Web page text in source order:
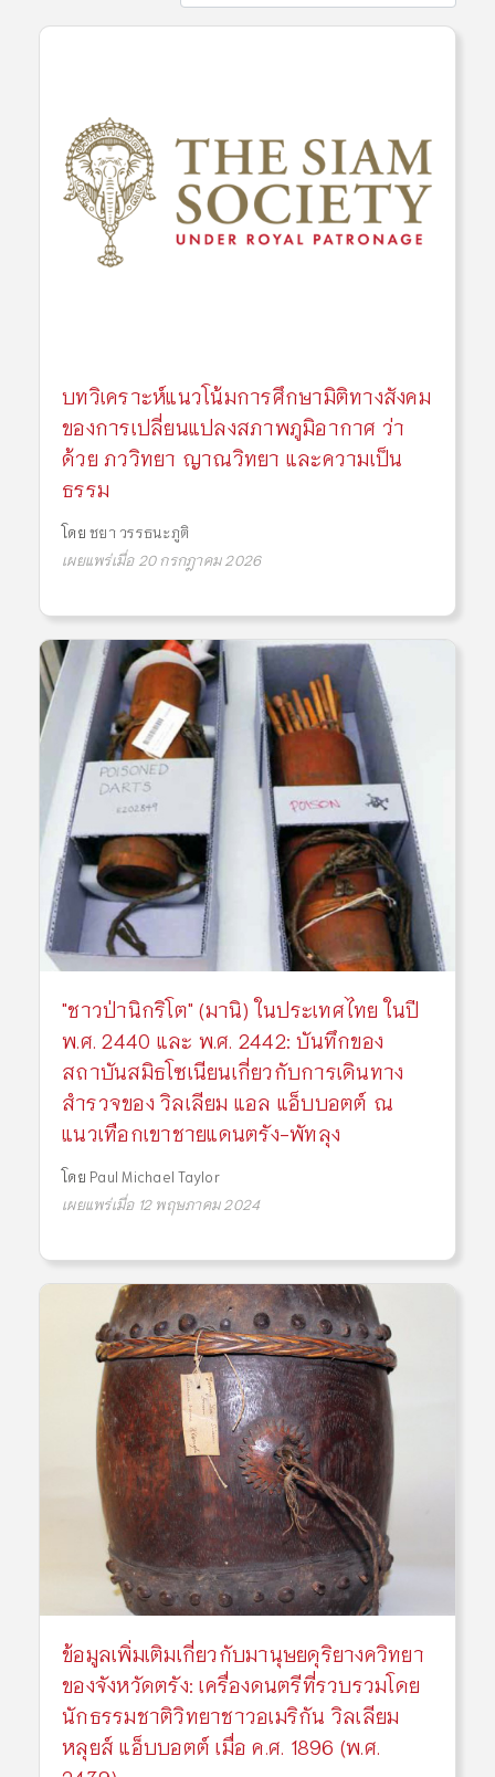
บทวิเคราะห์แนวโน้มการศึกษามิติทางสังคม
ของการเปลี่ยนแปลงสภาพภูมิอากาศ ว่า
ด้วย ภววิทยา ญาณวิทยา และความเป็น
ธรรม
โดย ชยา วรรธนะภูติ
เผยแพร่เมื่อ 20 กรกฎาคม 2026
"ชาวป่านิกริโต" (มานิ) ในประเทศไทย ในปี
พ.ศ. 2440 และ พ.ศ. 2442: บันทึกของ
สถาบันสมิธโซเนียนเกี่ยวกับการเดินทาง
สำรวจของ วิลเลียม แอล แอ็บบอตต์ ณ
แนวเทือกเขาชายแดนตรัง-พัทลุง
โดย Paul Michael Taylor
เผยแพร่เมื่อ 12 พฤษภาคม 2024
ข้อมูลเพิ่มเติมเกี่ยวกับมานุษยดุริยางควิทยา
ของจังหวัดตรัง: เครื่องดนตรีที่รวบรวมโดย
นักธรรมชาติวิทยาชาวอเมริกัน วิลเลียม
หลุยส์ แอ็บบอตต์ เมื่อ ค.ศ. 1896 (พ.ศ.